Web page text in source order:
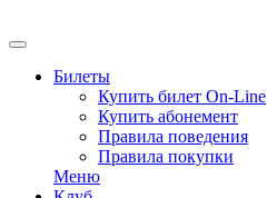
Билеты
Купить билет On-Line
Купить абонемент
Правила поведения
Правила покупки
Меню